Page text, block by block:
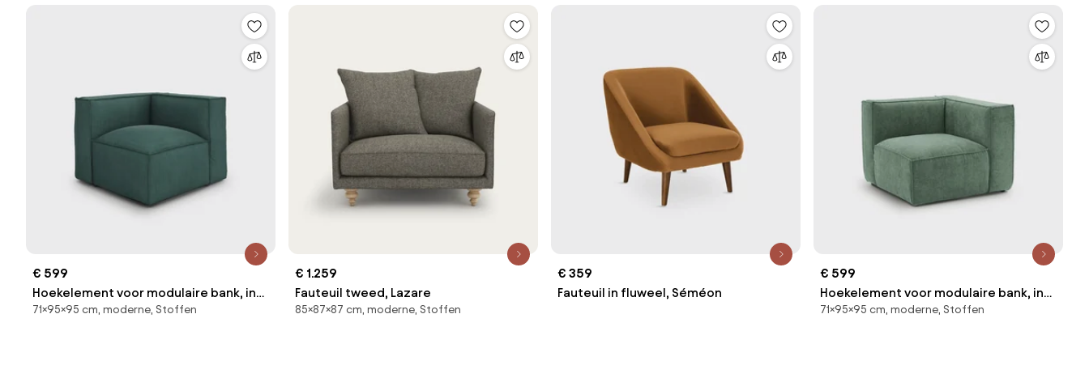
€ 599
Hoekelement voor modulaire bank, in
ribfluweel, Seven
71×95×95 cm, moderne, Stoffen
€ 1.259
Fauteuil tweed, Lazare
85×87×87 cm, moderne, Stoffen
€ 359
Fauteuil in fluweel, Séméon
€ 599
Hoekelement voor modulaire bank, in
fluweel met structuur, Seven
71×95×95 cm, moderne, Stoffen